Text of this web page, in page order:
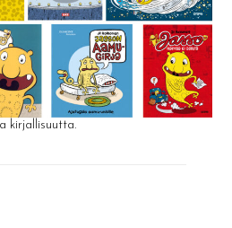
kirjallisuutta.